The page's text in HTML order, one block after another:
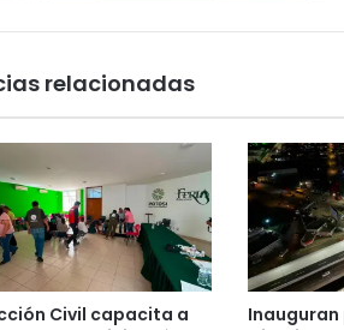
relacionadas
Civil capacita a
Inauguran